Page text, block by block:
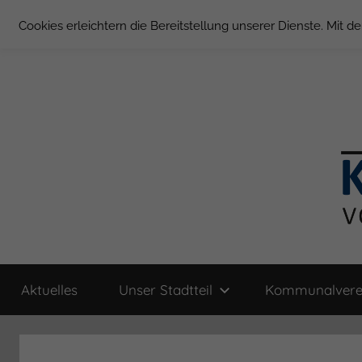
Inhalt
Groß
Borstel
Verein
von
Aktuelles Unser Stadtteil
Cookies erleichtern die Bereitstellung unserer Dienste. Mit